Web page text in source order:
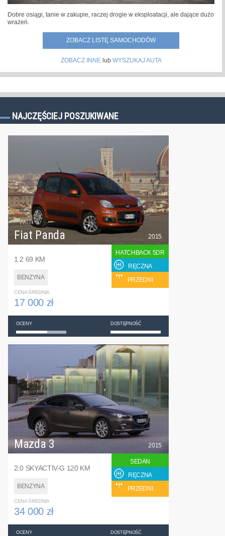
Dobre osiągi, tanie w zakupie, raczej drogie w eksploatacji, ale dające dużo
wrażeń.
ZOBACZ LISTĘ SAMOCHODÓW
ZOBACZ INNElub WYSZUKAJ AUTA
NAJCZĘŚCIEJ POSZUKIWANE
Fiat Panda
1.2 69 KM
BENZYNA
2015
HATCHBACK 5DR
RĘCZNA
PRZEDNI
CENA ŚREDNIA
17 000 zł
OCENY DOSTĘPNOŚĆ
Mazda 3
2.0 SKYACTIV-G 120 KM
BENZYNA
2015
SEDAN
RĘCZNA
PRZEDNI
CENA ŚREDNIA
34 000 zł
OCENY DOSTĘPNOŚĆ